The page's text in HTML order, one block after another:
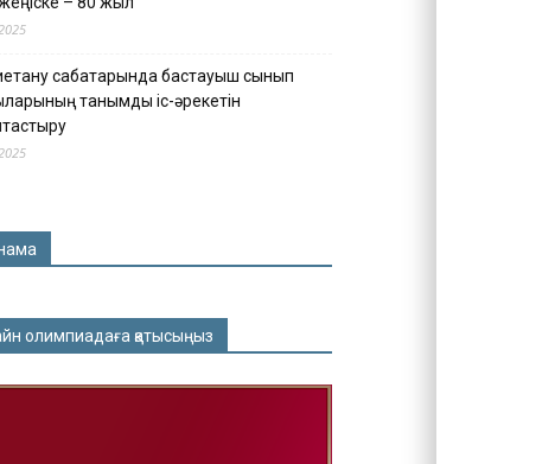
сабақтарында бастауыш сынып
танымдық іс-әрекетін
олимпиадаға қатысыңыз